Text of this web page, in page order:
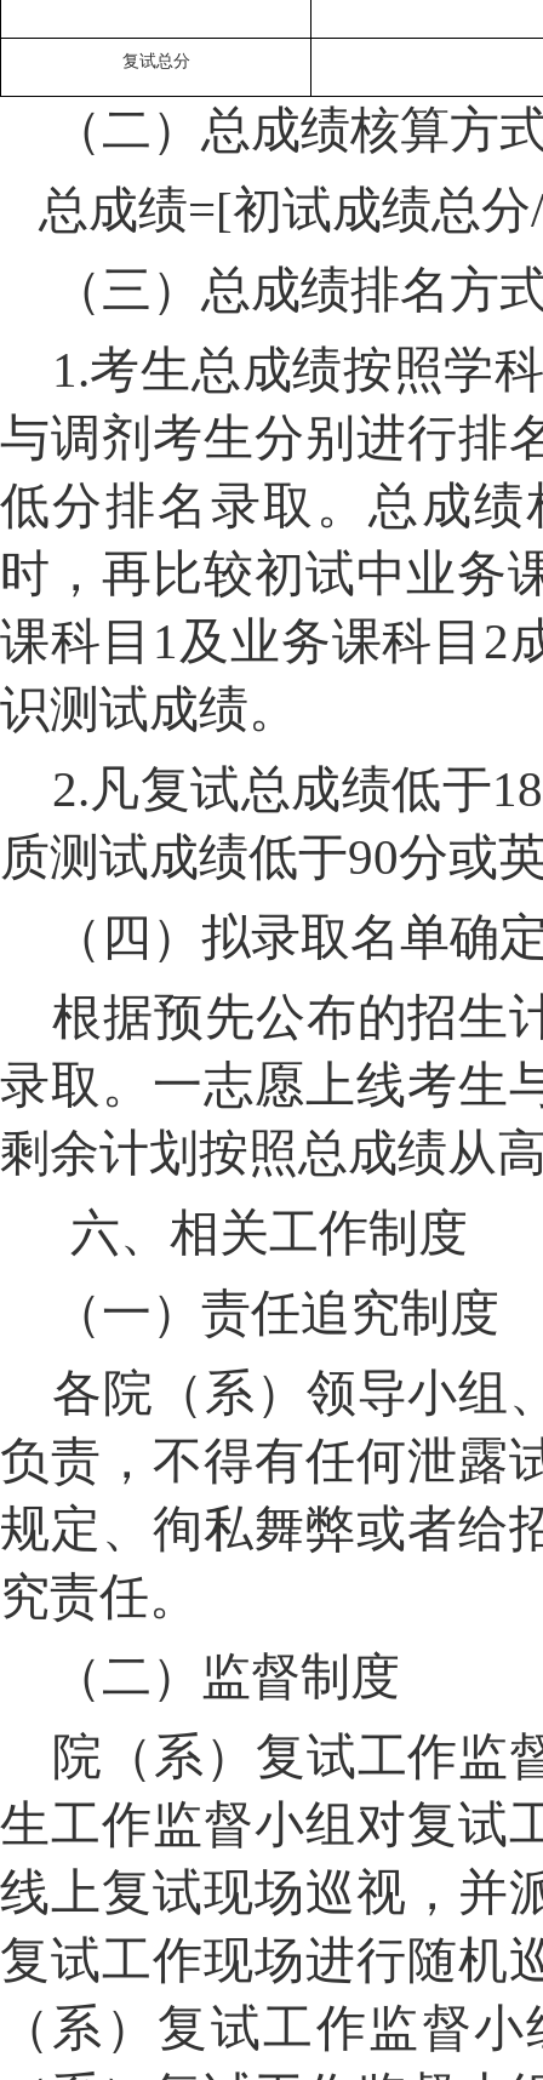
复试总分
（二）总成绩核算方
总成绩=[初试成绩总分
（三） 总成绩排名方
1.考生总成绩按照学
与调剂考生分别进行排
低分排名录取。总成
时，再比较初试中业务
课科目 1及业务课科目 2
识测试成绩。
2.凡复试总成绩低于
质测试成绩低于90分或
（四）拟录取名单确
根据预先公布的招生
录取。一志愿上线考生
剩余计划按照总成绩从
六、相关工作制度
（一）责任追究制度
各院（系）领导小组
负责，不得有任何泄露
规定、徇私舞弊或者给
究责任。
（二）监督制度
院（系）复试工作监
生工作监督小组对复试
线上复试现场巡视，并
复试工作现场进行随机
（系）复试工作监督